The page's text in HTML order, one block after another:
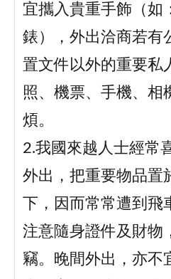
宜攜入貴重手飾（如
錶），外出洽商若有
置文件以外的重要私
照、機票、手機、相
煩。
2.我國來越人士經常
外出，把重要物品置
下，因而常常遭到
注意隨身證件及財物
竊。晚間外出，亦不